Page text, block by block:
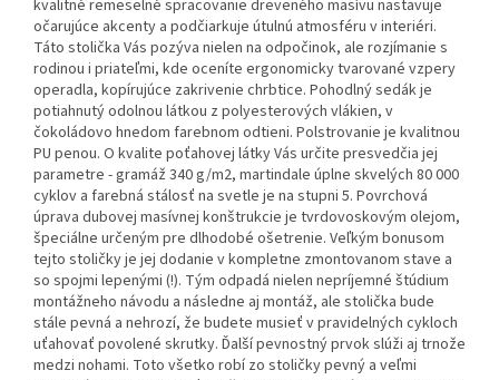
kvalitné remeselné spracovanie dreveného masívu nastavuje
očarujúce akcenty a podčiarkuje útulnú atmosféru v interiéri.
Táto stolička Vás pozýva nielen na odpočinok, ale rozjímanie s
rodinou i priateľmi, kde oceníte ergonomicky tvarované vzpery
operadla, kopírujúce zakrivenie chrbtice. Pohodlný sedák je
potiahnutý odolnou látkou z polyesterových vlákien, v
čokoládovo hnedom farebnom odtieni. Polstrovanie je kvalitnou
PU penou. O kvalite poťahovej látky Vás určite presvedčia jej
parametre - gramáž 340 g/m2, martindale úplne skvelých 80 000
cyklov a farebná stálosť na svetle je na stupni 5. Povrchová
úprava dubovej masívnej konštrukcie je tvrdovoskovým olejom,
špeciálne určeným pre dlhodobé ošetrenie. Veľkým bonusom
tejto stoličky je jej dodanie v kompletne zmontovanom stave a
so spojmi lepenými (!). Tým odpadá nielen nepríjemné štúdium
montážneho návodu a následne aj montáž, ale stolička bude
stále pevná a nehrozí, že budete musieť v pravidelných cykloch
uťahovať povolené skrutky. Ďalší pevnostný prvok slúži aj trnože
medzi nohami. Toto všetko robí zo stoličky pevný a veľmi